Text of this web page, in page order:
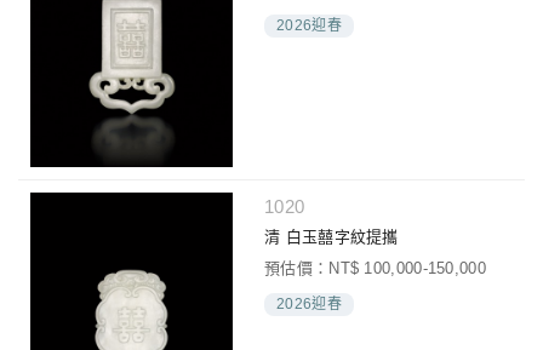
2026迎春
1020
清 白玉囍字紋提攜
預估價：NT$ 100,000-150,000
2026迎春